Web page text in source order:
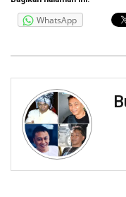
WhatsApp